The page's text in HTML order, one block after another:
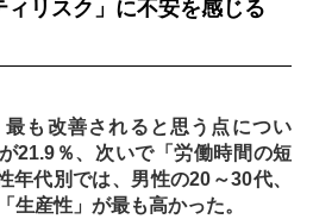
ィリスク」に不安を感じる
も改善されると思う点につい
21.9％、次いで「労働時間の短
年代別では、男性の20～30代、
生産性」が最も高かった。